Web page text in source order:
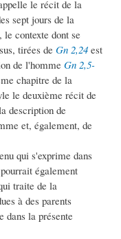
le récit de la
sept jours de la
contexte dont se
tirées de Gn 2,24 est
de l'homme Gn 2,5-
chapitre de la
le deuxième récit de
description de
et, également, de
qui s'exprime dans
également
traite de la
à des parents
dans la présente